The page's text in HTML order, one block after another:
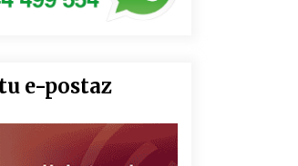
e-postaz